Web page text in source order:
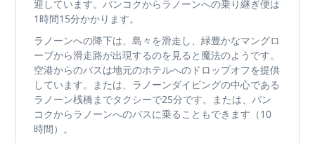
迎しています。バンコクからラノーンへの乗り継ぎ便は
1時間15分かかります。
ラノーンへの降下は、島々を滑走し、緑豊かなマングロ
ーブから滑走路が出現するのを見ると魔法のようです。
空港からのバスは地元のホテルへのドロップオフを提供
しています。または、ラノーンダイビングの中心である
ラノーン桟橋までタクシーで25分です。または、バン
コクからラノーンへのバスに乗ることもできます（10
時間）。